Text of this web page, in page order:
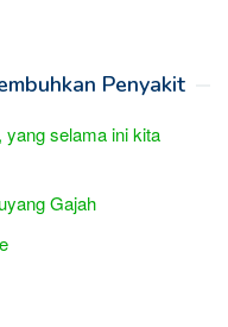
Penyakit
yang selama ini kita
Gajah